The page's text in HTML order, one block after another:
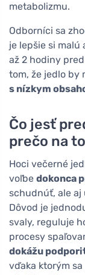
metabolizmu.
Odborníci sa
je lepšie si malú
až 2 hodiny
tom, že jedlo by
s nízkym
Čo jesť
prečo na
Hoci večerné
voľbe dokonca
schudnúť, ale aj
Dôvod je
svaly, reguluje
procesy
dokážu
vďaka ktorým